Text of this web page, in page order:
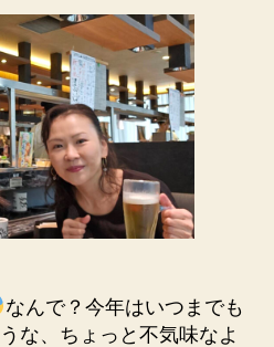
なんで？今年はいつまでも
な、ちょっと不気味なよ